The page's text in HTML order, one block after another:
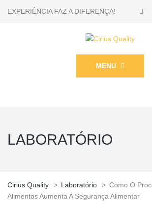
EXPERIÊNCIA FAZ A DIFERENÇA!
MENU
LABORATÓRIO
Cirius Quality > Laboratório > Como O
Alimentos Aumenta A Segurança Alimentar